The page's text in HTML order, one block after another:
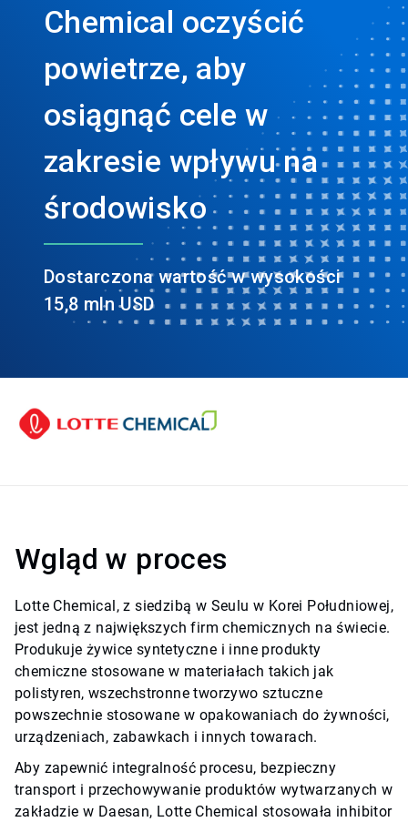
Chemical oczyścić
powietrze, aby
osiągnąć cele w
zakresie wpływu na
środowisko
Dostarczona wartość w wysokości
15,8 mln USD
Wgląd w proces
Lotte Chemical, z siedzibą w Seulu w Korei Południowej,
jest jedną z największych firm chemicznych na świecie.
Produkuje żywice syntetyczne i inne produkty
chemiczne stosowane w materiałach takich jak
polistyren, wszechstronne tworzywo sztuczne
powszechnie stosowane w opakowaniach do żywności,
urządzeniach, zabawkach i innych towarach.
Aby zapewnić integralność procesu, bezpieczny
transport i przechowywanie produktów wytwarzanych w
zakładzie w Daesan, Lotte Chemical stosowała inhibitor